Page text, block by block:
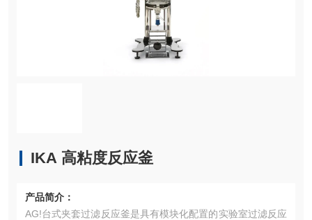
IKA 高粘度反应釜
产品简介：
AG!台式夹套过滤反应釜是具有模块化配置的实验室过滤反应